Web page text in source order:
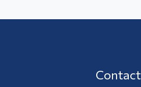
Contact